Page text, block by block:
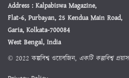
Address : Kalpabiswa Magazine,
Flat-6, Purbayan, 25 Kendua Main Road,
Garia, Kolkata-700084
West Bengal, India
© 2022 কল্পবিশ্ব ওয়েবজিন, একটি কল্পবিশ্ব প্রয়াস